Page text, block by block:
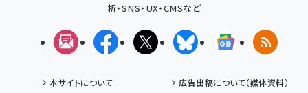
析・SNS・UX・CMSなど
メルマガFacebookX(エックス)BlueskyGoogleニュ
RSS
本サイトについて
広告出稿について（媒体資料）